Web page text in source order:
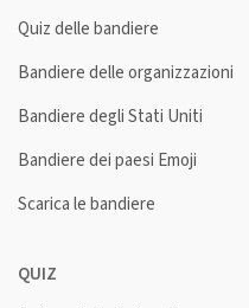
Quiz delle bandiere
Bandiere delle organizzazioni
Bandiere degli Stati Uniti
Bandiere dei paesi Emoji
Scarica le bandiere
QUIZ